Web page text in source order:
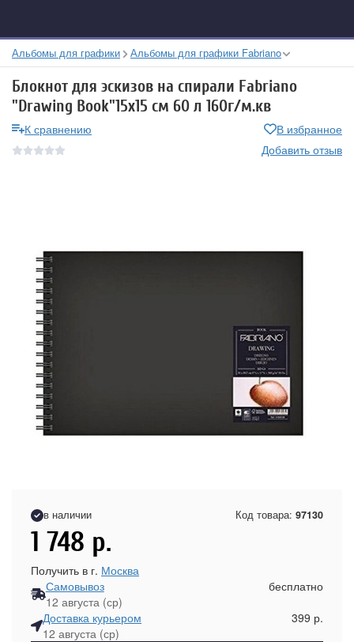
Альбомы для графики Альбомы для графики Fabriano
Блокнот для эскизов на спирали Fabriano
"Drawing Book"15x15 см 60 л 160г/м.кв
К сравнению
В избранное
Добавить отзыв
в наличии Код товара: 97130
1 748 р.
Получить в г. Москва
Самовывоз
12 августа (ср)
бесплатно
Доставка курьером
12 августа (ср)
399 р.